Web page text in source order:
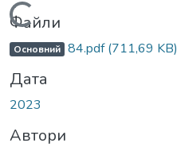
Вантажиться...
Файли
Основний 84.pdf(711,69 KB)
Дата
2023
Автори